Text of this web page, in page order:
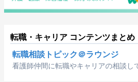
転職・キャリア コンテンツまとめ
転職相談トピック＠ラウンジ
看護師仲間に転職やキャリアの相談し